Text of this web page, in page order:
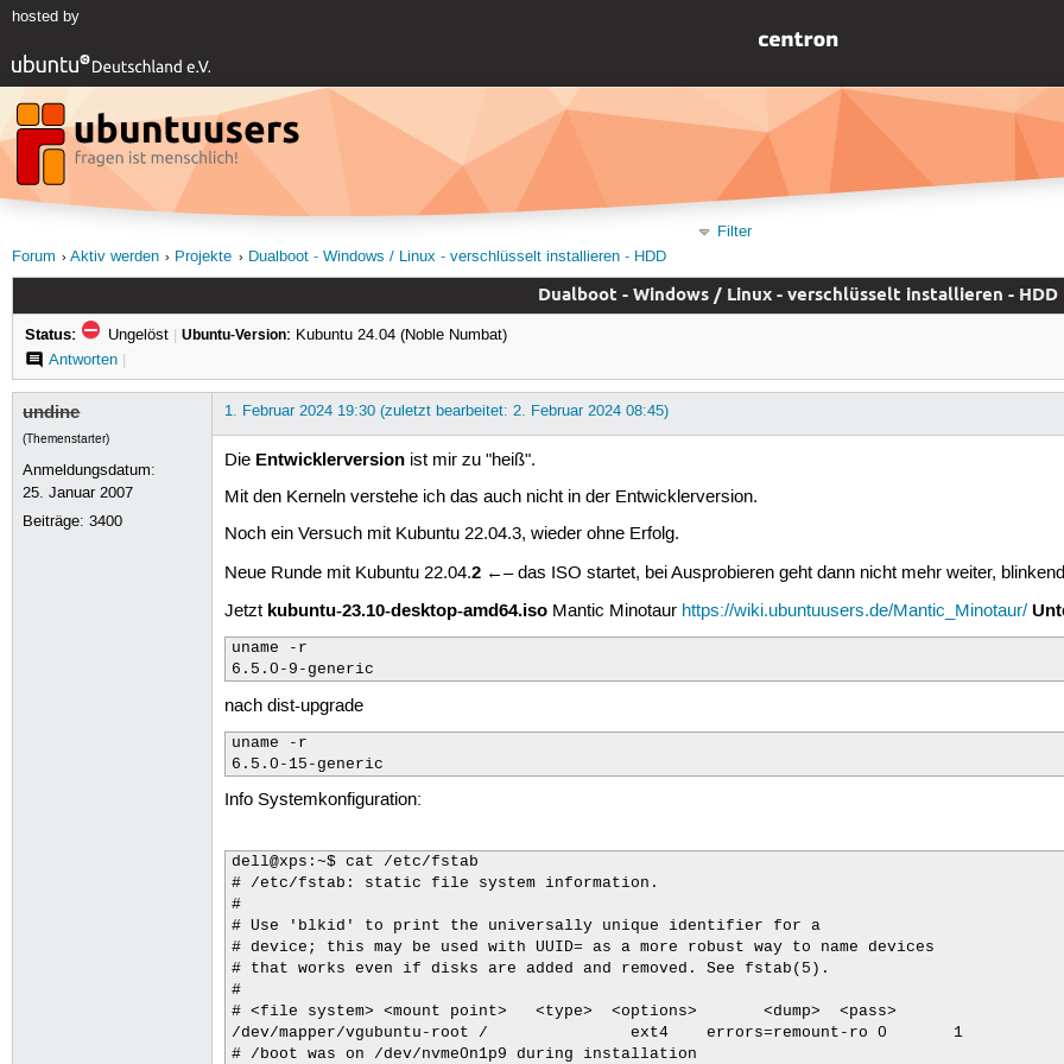
hosted by
Filter
Forum
Aktiv werden Projekte Dualboot - Windows / Linux - verschlüsselt installieren - HDD
Dualboot - Windows / Linux - verschlüsselt installieren - HDD
Status: Ungelöst | Ubuntu-Version: Kubuntu 24.04 (Noble Numbat)
Antworten|
undine
(Themenstarter)
Anmeldungsdatum:
25. Januar 2007
Beiträge:3400
1. Februar 2024 19:30 (zuletzt bearbeitet: 2. Februar 2024 08:45)
Die Entwicklerversionist mir zu "heiß".
Mit den Kerneln verstehe ich das auch nicht in der Entwicklerversion.
Noch ein Versuch mit Kubuntu 22.04.3, wieder ohne Erfolg.
Neue Runde mit Kubuntu 22.04.2←– das ISO startet, bei Ausprobieren geht dann nicht mehr weiter,
Jetzt kubuntu-23.10-desktop-amd64.isoMantic Minotaur https://wiki.ubuntuusers.de/Mantic_Minotaur/
uname -r
nach dist-upgrade
uname -r
Info Systemkonfiguration:
dell@xps:~$ cat /etc/fstab
# /etc/fstab: static file system information.
#
# Use 'blkid' to print the universally unique identifier for a
# device; this may be used with UUID= as a more robust way to name devices
# that works even if disks are added and removed. See fstab(5).
#
# <file system> <mount point>   <type>  <options>       <dump>  <pass>
/dev/mapper/vgubuntu-root /               ext4    errors=remount-ro 0       1
# /boot was on /dev/nvme0n1p9 during installation